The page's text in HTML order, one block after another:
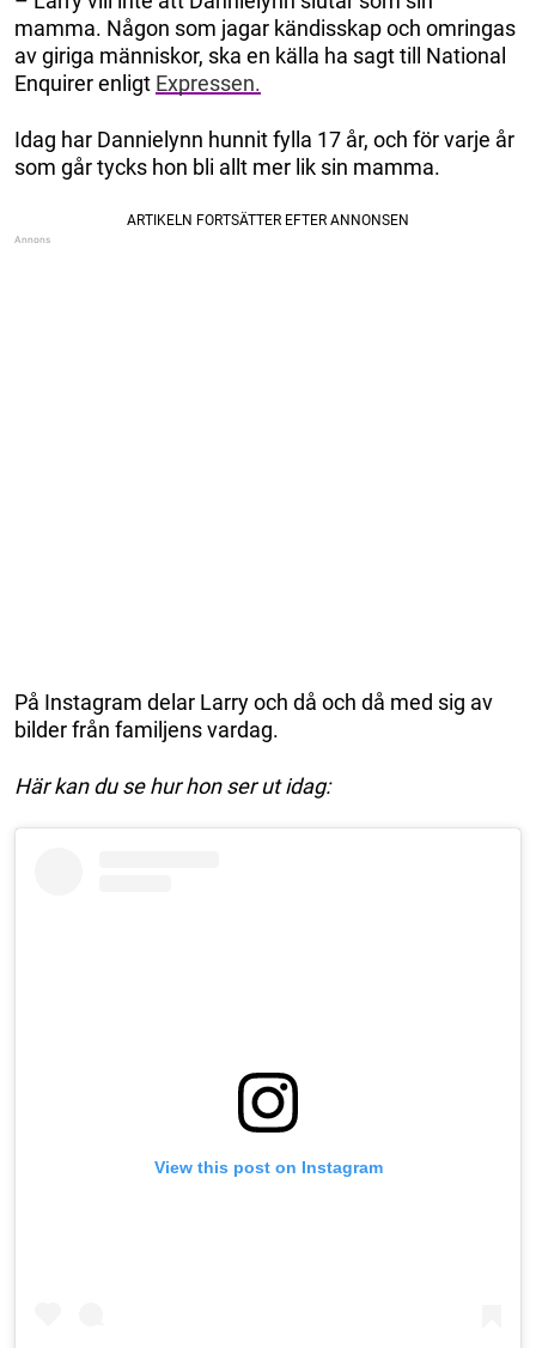
mamma. Någon som jagar kändisskap och omringas
av giriga människor, ska en källa ha sagt till National
Enquirer enligt Expressen.
Idag har Dannielynn hunnit fylla 17 år, och för varje år
som går tycks hon bli allt mer lik sin mamma.
På Instagram delar Larry och då och då med sig av
bilder från familjens vardag.
Här kan du se hur hon ser ut idag:
View this post on Instagram